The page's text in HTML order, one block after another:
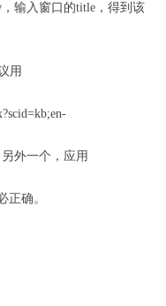
输入窗口的title，得到该
用
外一个，应用
正确。